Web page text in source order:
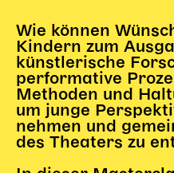
Leitlinien
Kulturpatenschaft
Partner*innen
20 Jahre Dschungel
SERVICE
Wie können
Kindern zum
künstlerische
performative
Methoden und
um junge
nehmen und
des Theaters zu